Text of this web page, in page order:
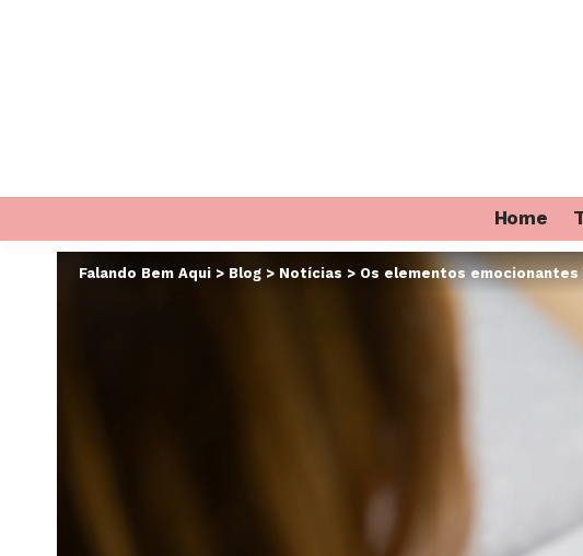
Home
Falando Bem Aqui > Blog > Notícias > Os elementos